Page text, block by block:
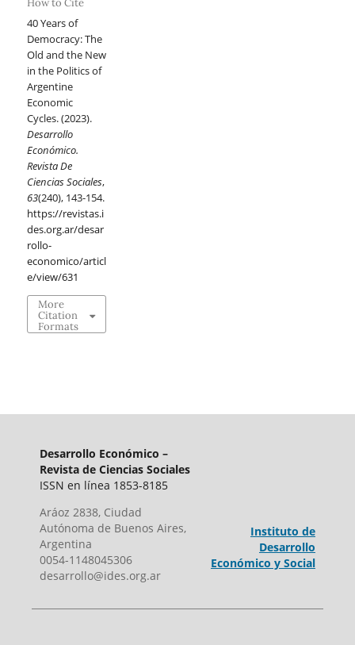
How to Cite
40 Years of
Democracy: The
Old and the New
in the Politics of
Argentine
Economic
Cycles. (2023).
Desarrollo
Económico.
Revista De
Ciencias Sociales,
63(240), 143-154.
https://revistas.i
des.org.ar/desar
rollo-
economico/articl
e/view/631
More
Citation
Formats
Desarrollo Económico –
Revista de Ciencias Sociales
ISSN en línea 1853-8185
Aráoz 2838, Ciudad
Autónoma de Buenos Aires,
Argentina
0054-1148045306
desarrollo@ides.org.ar
Instituto de
Desarrollo
Económico y Social